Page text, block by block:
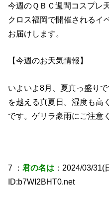
今週のＱＢＣ週間コスプレ
クロス福岡で開催されるイ
お届けします。
【今週のお天気情報】
いよいよ8月、夏真っ盛り
を越える真夏日。湿度も高
です。ゲリラ豪雨にご注意
7 ：君の名は ：2024/03/31(
ID:b7WI2BHT0.net